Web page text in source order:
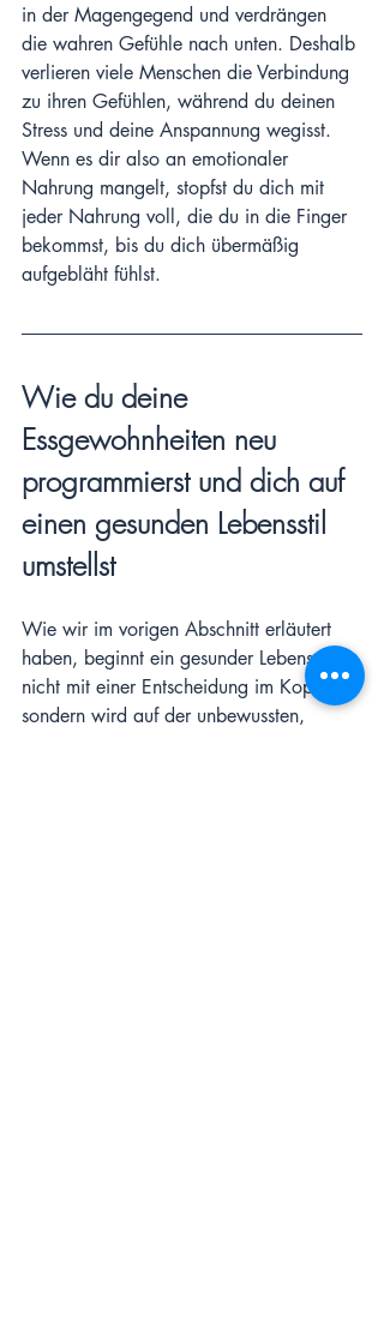
in der Magengegend und verdrängen
die wahren Gefühle nach unten. Deshalb
verlieren viele Menschen die Verbindung
zu ihren Gefühlen, während du deinen
Stress und deine Anspannung wegisst.
Wenn es dir also an emotionaler
Nahrung mangelt, stopfst du dich mit
jeder Nahrung voll, die du in die Finger
bekommst, bis du dich übermäßig
aufgebläht fühlst.
Wie du deine
Essgewohnheiten neu
programmierst und dich auf
einen gesunden Lebensstil
umstellst
Wie wir im vorigen Abschnitt erläutert
haben, beginnt ein gesunder Lebensstil
nicht mit einer Entscheidung im Kopf,
sondern wird auf der unbewussten,